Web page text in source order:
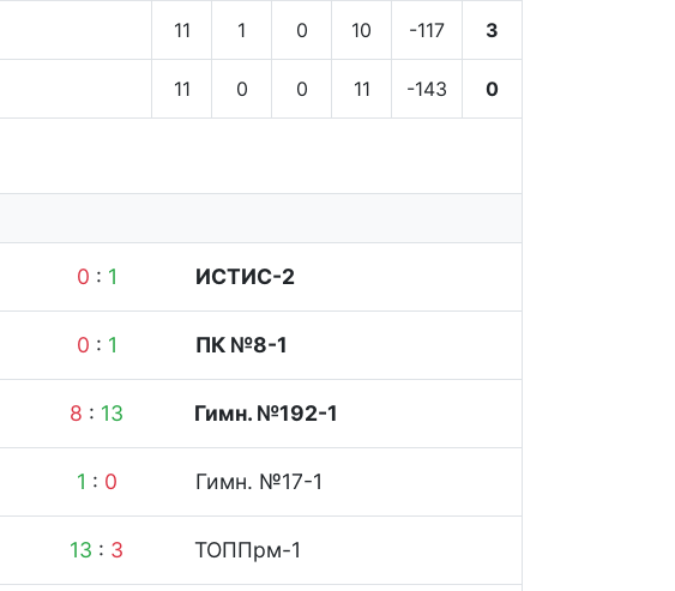
11 1 0 10 -117 3
11 0 0 11 -143 0
0 : 1 ИСТИС-2
0 : 1 ПК №8-1
8 : 13 Гимн. №192-1
1 : 0 Гимн. №17-1
13 : 3 ТОППрм-1